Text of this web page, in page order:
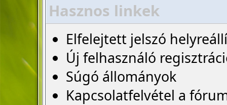
Hasznos linkek
Elfelejtett jelszó
Új felhasználó
Súgó állományok
Kapcsolatfelvétel a